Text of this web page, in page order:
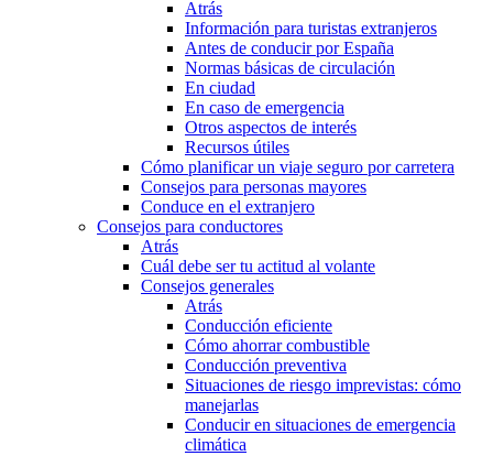
Atrás
Información para turistas extranjeros
Antes de conducir por España
Normas básicas de circulación
En ciudad
En caso de emergencia
Otros aspectos de interés
Recursos útiles
Cómo planificar un viaje seguro por carretera
Consejos para personas mayores
Conduce en el extranjero
Consejos para conductores
Atrás
Cuál debe ser tu actitud al volante
Consejos generales
Atrás
Conducción eficiente
Cómo ahorrar combustible
Conducción preventiva
Situaciones de riesgo imprevistas: cómo
manejarlas
Conducir en situaciones de emergencia
climática